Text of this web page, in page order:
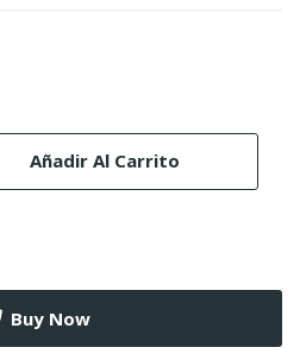
Añadir Al Carrito
Buy Now